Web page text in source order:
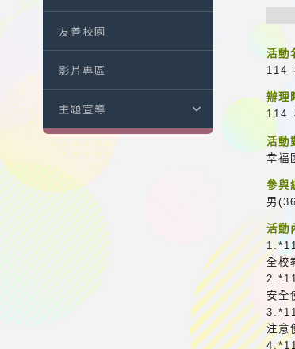
友善校園
影片專區
主題宣導
活動
114
辦理
114
活動
幸福
參與
男
活動
全校
安全
注意